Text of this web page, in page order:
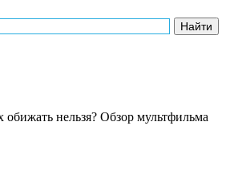
нельзя? Обзор мультфильма